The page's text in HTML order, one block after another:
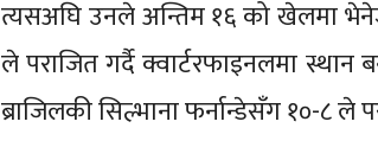
त्यसअघि उनले अन्तिम १६ को खेलमा
ले पराजित गर्दै क्वार्टरफाइनलमा स्थान
ब्राजिलकी सिल्भाना फर्नान्डेसँग १०-८ ले